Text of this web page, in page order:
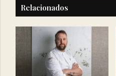
Relacionados